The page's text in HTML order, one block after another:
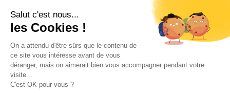
Vive l'élevage
Achat en ligne
Services
Aide & Conseils